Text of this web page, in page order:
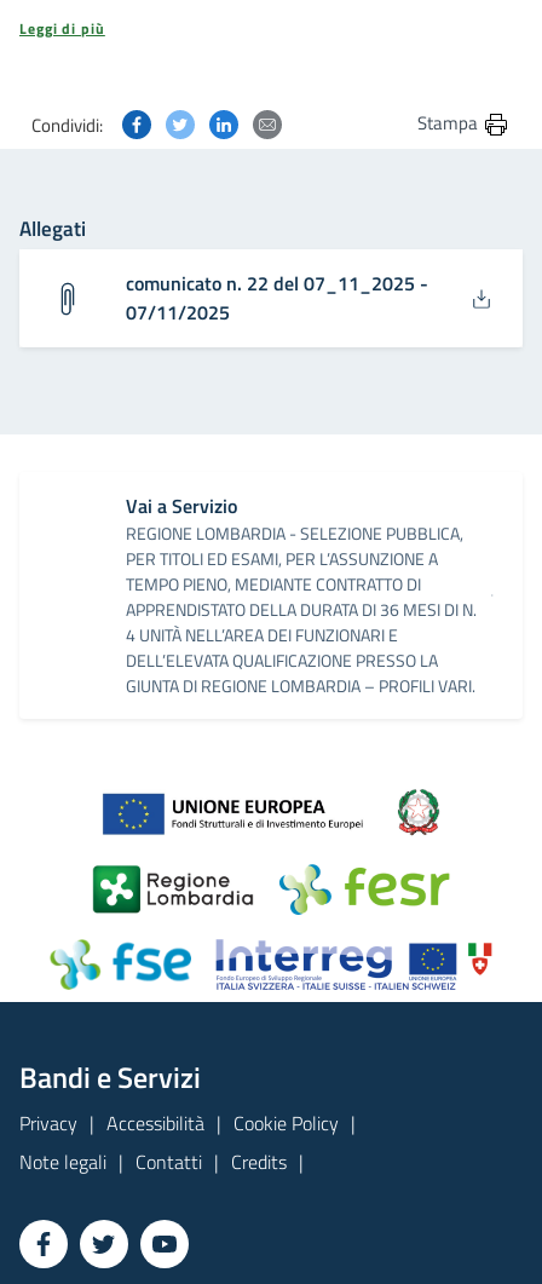
Leggi di più
Condividi: Condividi questa pagina su Facebook
Condividi questa pagina su Twitter
Condividi questa pagina su Linkedin
Condividi questa pagina via
Stampa
Allegati
comunicato n. 22 del 07_11_2025 -
07/11/2025
Vai a Servizio
REGIONE LOMBARDIA - SELEZIONE PUBBLICA,
PER TITOLI ED ESAMI, PER L’ASSUNZIONE A
TEMPO PIENO, MEDIANTE CONTRATTO DI
APPRENDISTATO DELLA DURATA DI 36 MESI DI N.
4 UNITÀ NELL’AREA DEI FUNZIONARI E
DELL’ELEVATA QUALIFICAZIONE PRESSO LA
GIUNTA DI REGIONE LOMBARDIA – PROFILI VARI.
Bandi e Servizi
Privacy Accessibilità
Cookie Policy
Note legali
Contatti Credits